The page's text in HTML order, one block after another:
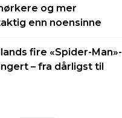
og mer
enn noensinne
fire «Spider-Man»-
– fra dårligst til